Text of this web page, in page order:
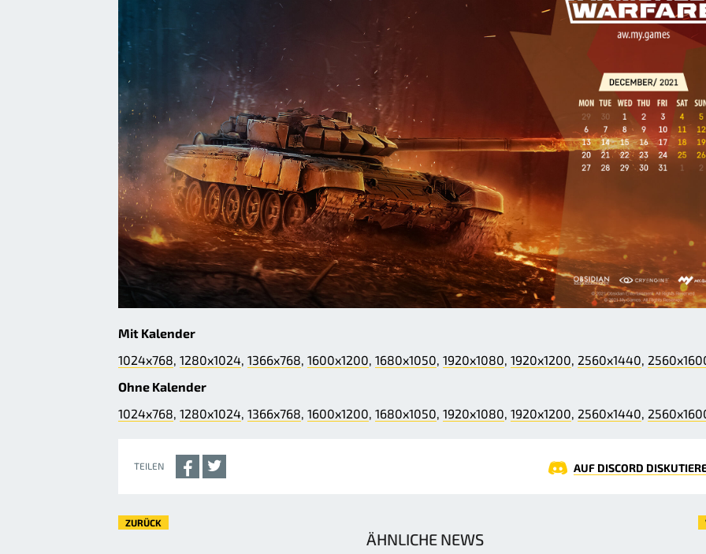
Mit Kalender
1024x768, 1280x1024, 1366x768, 1600x1200, 1680x1050, 1920x1080, 1920x1200, 2560x1440,
Ohne Kalender
1024x768, 1280x1024, 1366x768, 1600x1200, 1680x1050, 1920x1080, 1920x1200, 2560x1440,
TEILEN AUF DISCORD
ZURÜCK
ÄHNLICHE NEWS